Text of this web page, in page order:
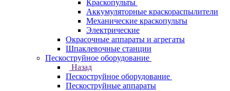
Краскопульты
Аккумуляторные краскораспылители
Механические краскопульты
Электрические
Окрасочные аппараты и агрегаты
Шпаклевочные станции
Пескоструйное оборудование
Назад
Пескоструйное оборудование
Пескоструйные аппараты